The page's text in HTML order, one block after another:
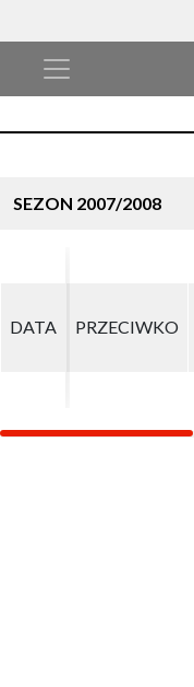
SEZON 2007/2008
DATA PRZECIWKO
DATA PRZECIWKO